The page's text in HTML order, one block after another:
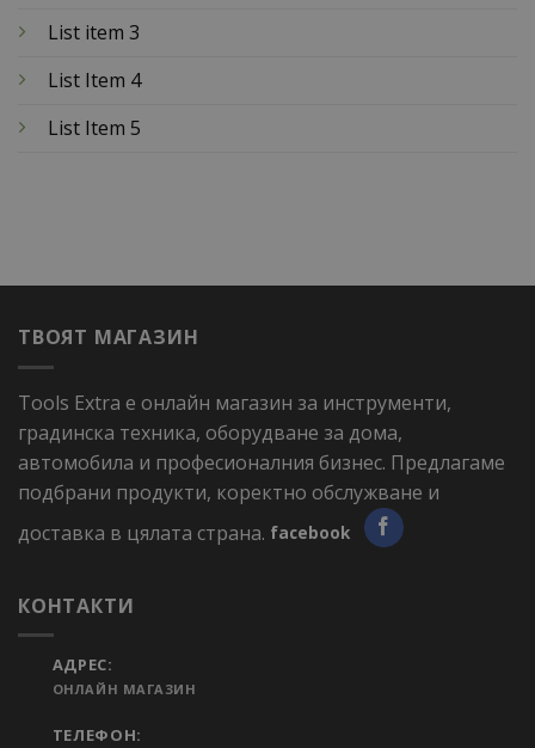
List item 3
List Item 4
List Item 5
ТВОЯТ МАГАЗИН
Tools Extra е онлайн магазин за инструменти,
градинска техника, оборудване за дома,
автомобила и професионалния бизнес. Предлагаме
подбрани продукти, коректно обслужване и
доставка в цялата страна. facebook
КОНТАКТИ
АДРЕС:
ОНЛАЙН МАГАЗИН
ТЕЛЕФОН: